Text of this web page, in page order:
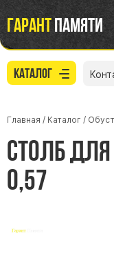
Гарантпамяти
Каталог
Главная / Каталог /
Столб
0,57